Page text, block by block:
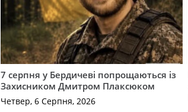
7 серпня у Бердичеві попрощаються із
Захисником Дмитром Плаксюком
Четвер, 6 Серпня, 2026